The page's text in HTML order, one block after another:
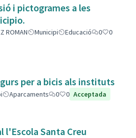
i pictogrames a les
ROMAN Municipi Educació 0
0
per a bicis als instituts
Aparcaments 0 0 Acceptada
l'Escola Santa Creu